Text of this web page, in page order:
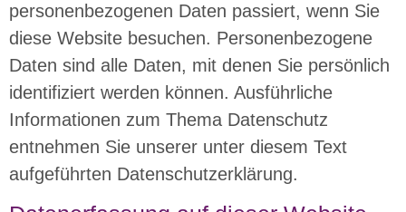
personenbezogenen Daten passiert, wenn Sie
diese Website besuchen. Personenbezogene
Daten sind alle Daten, mit denen Sie persönlich
identifiziert werden können. Ausführliche
Informationen zum Thema Datenschutz
entnehmen Sie unserer unter diesem Text
aufgeführten Datenschutzerklärung.